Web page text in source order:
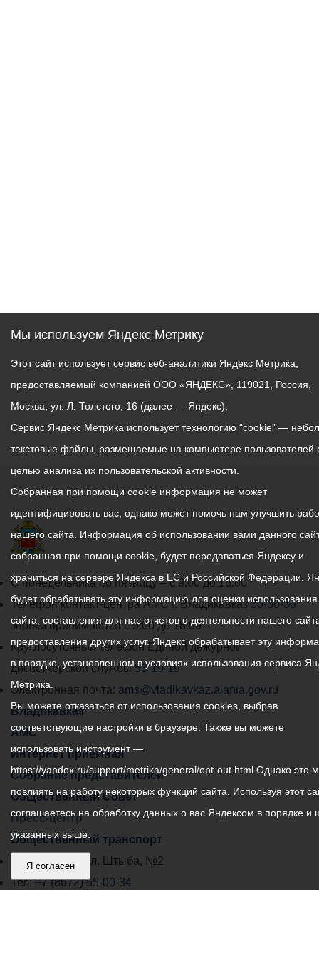
График
работы
администрации
местного
самоуправления
города
Владикавказ:
С понедельника по пятницу – с 9.00 до 18.00
Телефон контакт-центра АМС г. Владикавказ30-30-30
звонки принимаются с 9:00 до 18:00
Круглосуточный телефон Единой дежурной
диспетчерской службы53-19-19
Электронная почта: ams@vladikavkaz.alania.gov.ru
Владикавказ
АМС
Интернет приемная
Собрание представителей
Общественный Совет
Пресс-центр
Общественный транспорт
Владикавказ, пл. Штыба, №2
Тел:+7 (8672) 55-00-34
Мы используем Яндекс Метрику
Этот сайт использует сервис веб-аналитики Яндекс Метрика,
предоставляемый компанией ООО «ЯНДЕКС», 119021, Россия,
Москва, ул. Л. Толстого, 16 (далее — Яндекс).
Сервис Яндекс Метрика использует технологию “cookie” —
текстовые файлы, размещаемые на компьютере пользователей
целью анализа их пользовательской активности.
Собранная при помощи cookie информация не может
идентифицировать вас, однако может помочь нам улучшить
нашего сайта. Информация об использовании вами данного
собранная при помощи cookie, будет передаваться Яндексу и
храниться на сервере Яндекса в ЕС и Российской Федерации.
будет обрабатывать эту информацию для оценки
сайта, составления для нас отчетов о деятельности нашего
предоставления других услуг. Яндекс обрабатывает эту
в порядке, установленном в условиях использования сервиса
Метрика.
Вы можете отказаться от использования cookies, выбрав
соответствующие настройки в браузере. Также вы можете
использовать инструмент —
https://yandex.ru/support/metrika/general/opt-out.html Однако это
повлиять на работу некоторых функций сайта. Используя этот
соглашаетесь на обработку данных о вас Яндексом в порядке и
указанных выше.
Я согласен